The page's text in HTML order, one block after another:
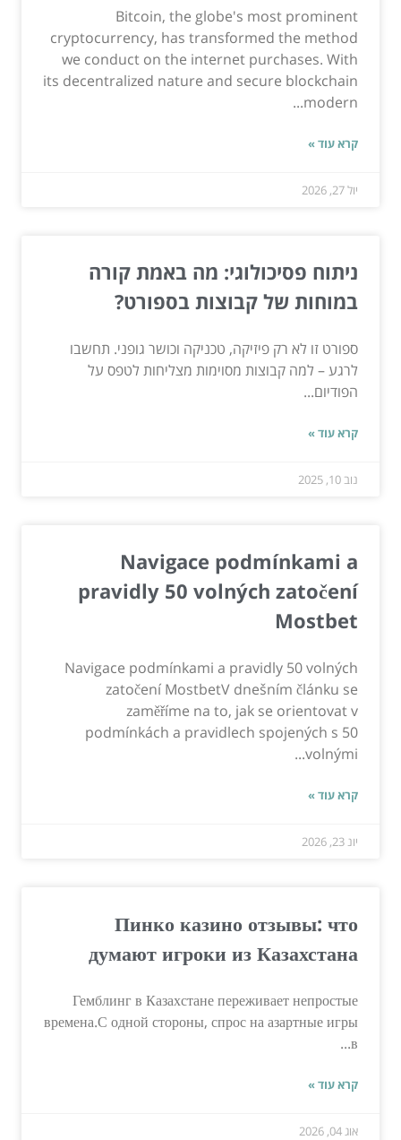
Bitcoin, the globe's most prominent
cryptocurrency, has transformed the method
we conduct on the internet purchases. With
its decentralized nature and secure blockchain
modern...
קרא עוד »
יול 27, 2026
ניתוח פסיכולוגי: מה באמת קורה
במוחות של קבוצות בספורט?
ספורט זו לא רק פיזיקה, טכניקה וכושר גופני. תחשבו
לרגע – למה קבוצות מסוימות מצליחות לטפס על
הפודיום...
קרא עוד »
נוב 10, 2025
Navigace podmínkami a
pravidly 50 volných zatočení
Mostbet
Navigace podmínkami a pravidly 50 volných
zatočení MostbetV dnešním článku se
zaměříme na to, jak se orientovat v
podmínkách a pravidlech spojených s 50
volnými...
קרא עוד »
יונ 23, 2026
Пинко казино отзывы: что
думают игроки из Казахстана
Гемблинг в Казахстане переживает непростые
времена.С одной стороны, спрос на азартные игры
в...
קרא עוד »
אוג 04, 2026